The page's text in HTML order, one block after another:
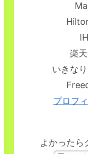
楽
いきな
プロフ
よかったら